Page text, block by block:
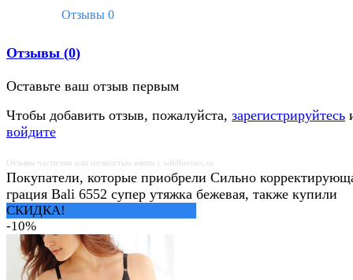
Отзывы 0
Отзывы (0)
Оставьте ваш отзыв первым
Чтобы добавить отзыв, пожалуйста, зарегистрируйтесь
войдите
Отзывы частично или полностью взяты с wildberries.ru
Покупатели, которые приобрели Сильно
грация Bali 6552 супер утяжка бежевая, также купили
СКИДКА!
-10%